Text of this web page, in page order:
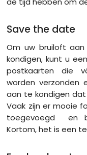
Save the date
Om uw bruiloft
kondigen, kunt u
postkaarten die
worden verzonden
aan te kondigen
Vaak zijn er mooie
toegevoegd en
Kortom, het is een